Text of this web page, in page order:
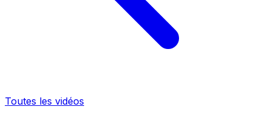
Toutes les vidéos